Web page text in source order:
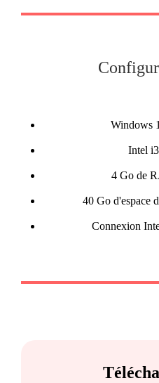
Windows
Intel
4 Go de
40 Go d'espace
Connexion